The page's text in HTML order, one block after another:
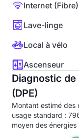
Internet (Fibre)
Lave-linge
Local à vélo
Ascenseur
Diagnostic
(DPE)
Montant estimé des
usage standard :
moyen des